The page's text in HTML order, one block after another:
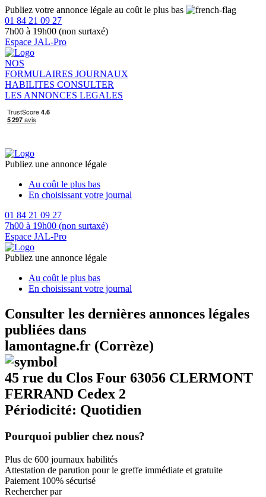
Publiez votre annonce légale au coût le plus bas
01 84 21 09 27
7h00 à 19h00 (non surtaxé)
Espace JAL-Pro
NOS
FORMULAIRES JOURNAUX
HABILITES CONSULTER
LES ANNONCES LEGALES
Publiez une annonce légale
Au coût le plus bas
En choisissant votre journal
01 84 21 09 27
7h00 à 19h00 (non surtaxé)
Espace JAL-Pro
Publiez une annonce légale
Au coût le plus bas
En choisissant votre journal
Consulter les dernières annonces légales
publiées dans
lamontagne.fr (Corrèze)
45 rue du Clos Four 63056 CLERMONT
FERRAND Cedex 2
Périodicité: Quotidien
Pourquoi publier chez nous?
Plus de 600 journaux habilités
Attestation de parution pour le greffe immédiate et gratuite
Paiement 100% sécurisé
Rechercher par